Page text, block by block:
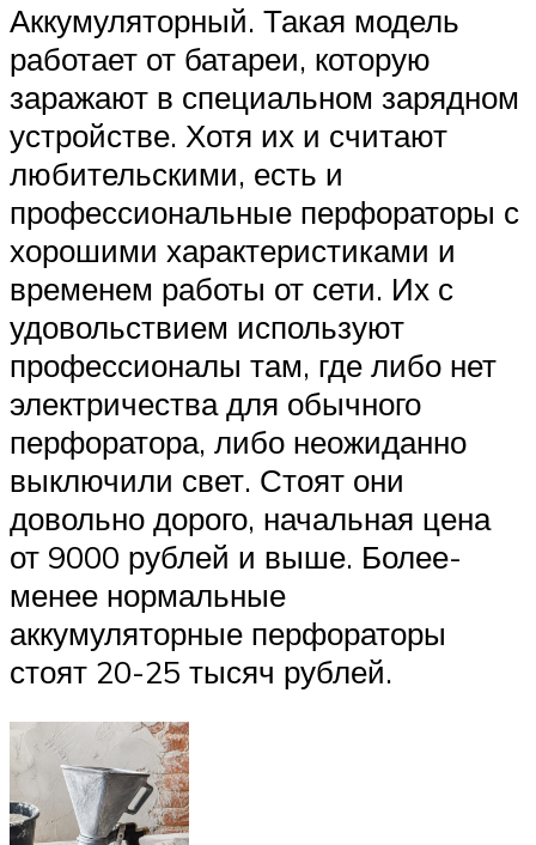
Аккумуляторный. Такая модель
работает от батареи, которую
заражают в специальном зарядном
устройстве. Хотя их и считают
любительскими, есть и
профессиональные перфораторы с
хорошими характеристиками и
временем работы от сети. Их с
удовольствием используют
профессионалы там, где либо нет
электричества для обычного
перфоратора, либо неожиданно
выключили свет. Стоят они
довольно дорого, начальная цена
от 9000 рублей и выше. Более-
менее нормальные
аккумуляторные перфораторы
стоят 20-25 тысяч рублей.